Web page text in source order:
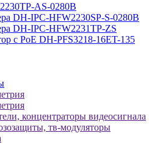
AS-0280B
DH-IPC-HFW2230SP-S-0280B
DH-IPC-HFW2231TP-ZS
с РоЕ DH-PFS3218-16ET-135
концентраторы видеосигнала
тв-модуляторы